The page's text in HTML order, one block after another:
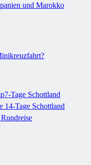
und Marokko
7-Tage Schottland
14-Tage Schottland